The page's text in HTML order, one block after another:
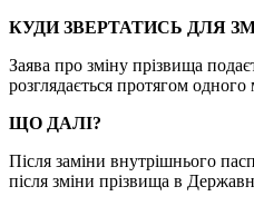
КУДИ ЗВЕРТАТИСЬ ДЛЯ
Заява про зміну прізвища
розглядається протягом
ЩО ДАЛІ?
Після заміни внутрішнього
після зміни прізвища в